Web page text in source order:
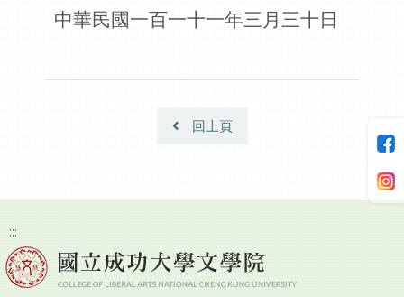
中華民國一百一十一年三月三十日
回上頁
:::